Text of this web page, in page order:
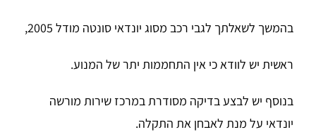
בהמשך לשאלתך לגבי רכב מסוג יונדאי סונטה מודל 2005,
ראשית יש לוודא כי אין התחממות יתר של המנוע.
בנוסף יש לבצע בדיקה מסודרת במרכז שירות מורשה
יונדאי על מנת לאבחן את התקלה.